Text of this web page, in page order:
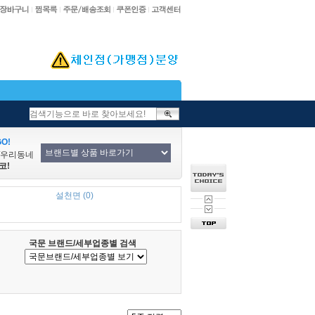
리동네
!
설천면 (0)
국문 브랜드/세부업종별 검색